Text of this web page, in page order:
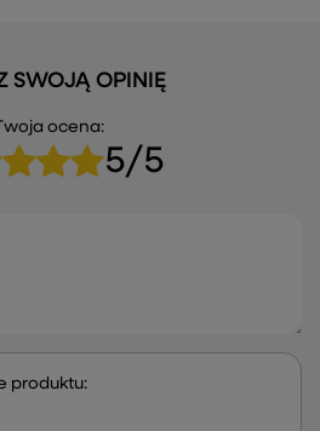
SWOJĄ OPINIĘ
ocena:
5/5
produktu: